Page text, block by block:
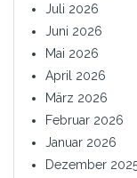
Juli 2026
Juni 2026
Mai 2026
April 2026
März 2026
Februar 2026
Januar 2026
Dezember